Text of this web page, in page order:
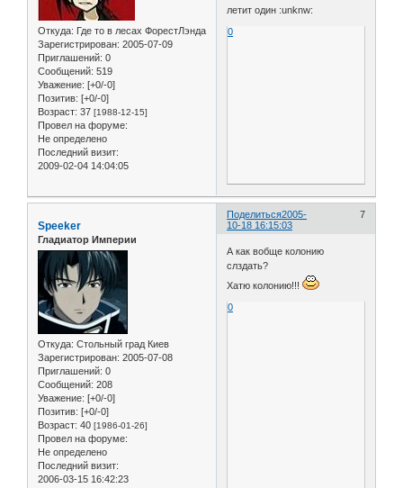
Откуда: Где то в лесах ФорестЛэнда
Зарегистрирован: 2005-07-09
Приглашений: 0
Сообщений: 519
Уважение: [+0/-0]
Позитив: [+0/-0]
Возраст: 37 [1988-12-15]
Провел на форуме:
Не определено
Последний визит:
2009-02-04 14:04:05
летит один :unknw:
0
Поделиться 7
2005-
10-18 16:15:03
Speeker
Гладиатор Империи
Откуда: Стольный град Киев
Зарегистрирован: 2005-07-08
Приглашений: 0
Сообщений: 208
Уважение: [+0/-0]
Позитив: [+0/-0]
Возраст: 40 [1986-01-26]
Провел на форуме:
Не определено
Последний визит:
2006-03-15 16:42:23
А как вобще колонию
слздать?
Хатю колонию!!!
0